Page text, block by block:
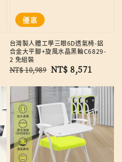
優惠
台灣製人體工學三眼6D透氣椅-鋁
合金大平腳+旋風水晶黑輪C6829-
2 免組裝
Regular
NT$ 10,989 Sale
NT$ 8,571